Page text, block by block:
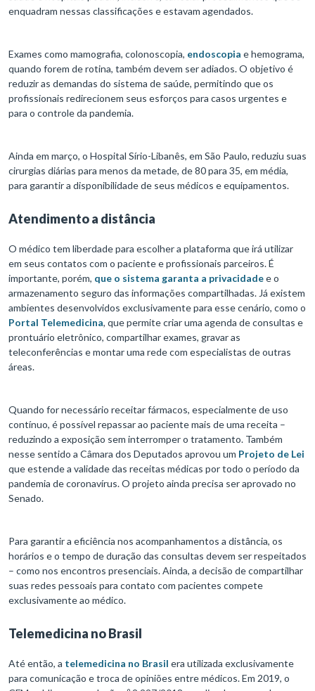
enquadram nessas classificações e estavam agendados.
Exames como mamografia, colonoscopia, endoscopia e hemograma,
quando forem de rotina, também devem ser adiados. O objetivo é
reduzir as demandas do sistema de saúde, permitindo que os
profissionais redirecionem seus esforços para casos urgentes e
para o controle da pandemia.
Ainda em março, o Hospital Sírio-Libanês, em São Paulo, reduziu suas
cirurgias diárias para menos da metade, de 80 para 35, em média,
para garantir a disponibilidade de seus médicos e equipamentos.
Atendimento a distância
O médico tem liberdade para escolher a plataforma que irá utilizar
em seus contatos com o paciente e profissionais parceiros. É
importante, porém, que o sistema garanta a privacidadee o
armazenamento seguro das informações compartilhadas. Já existem
ambientes desenvolvidos exclusivamente para esse cenário, como o
Portal Telemedicina, que permite criar uma agenda de consultas e
prontuário eletrônico, compartilhar exames, gravar as
teleconferências e montar uma rede com especialistas de outras
áreas.
Quando for necessário receitar fármacos, especialmente de uso
contínuo, é possível repassar ao paciente mais de uma receita –
reduzindo a exposição sem interromper o tratamento. Também
nesse sentido a Câmara dos Deputados aprovou um Projeto de Lei
que estende a validade das receitas médicas por todo o período da
pandemia de coronavírus. O projeto ainda precisa ser aprovado no
Senado.
Para garantir a eficiência nos acompanhamentos a distância, os
horários e o tempo de duração das consultas devem ser respeitados
– como nos encontros presenciais. Ainda, a decisão de compartilhar
suas redes pessoais para contato com pacientes compete
exclusivamente ao médico.
Telemedicina no Brasil
Até então, a telemedicina no Brasil era utilizada exclusivamente
para comunicação e troca de opiniões entre médicos. Em 2019, o